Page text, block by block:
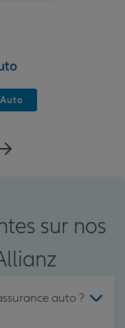
sur nos
auto ?